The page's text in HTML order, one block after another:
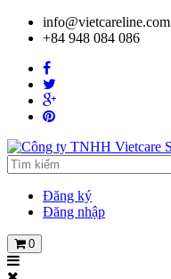
info@vietcareline.com
+84 948 084 086
Đăng ký
Đăng nhập
0